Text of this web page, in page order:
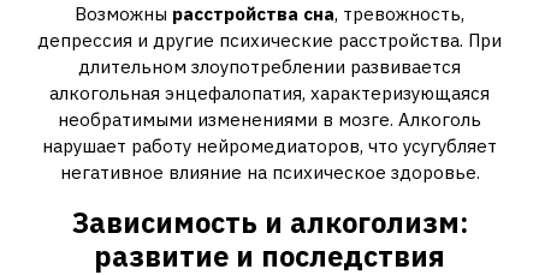
Возможны расстройства сна‚ тревожность‚
депрессия и другие психические расстройства. При
длительном злоупотреблении развивается
алкогольная энцефалопатия‚ характеризующаяся
необратимыми изменениями в мозге. Алкоголь
нарушает работу нейромедиаторов‚ что усугубляет
негативное влияние на психическое здоровье.
Зависимость и алкоголизм:
развитие и последствия